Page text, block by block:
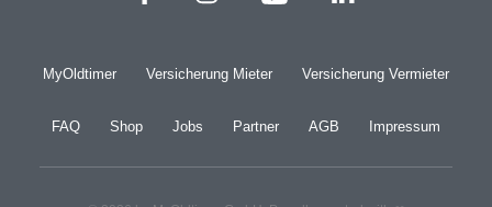
MyOldtimer Versicherung Mieter Versicherung Vermieter
FAQ Shop Jobs Partner AGB Impressum